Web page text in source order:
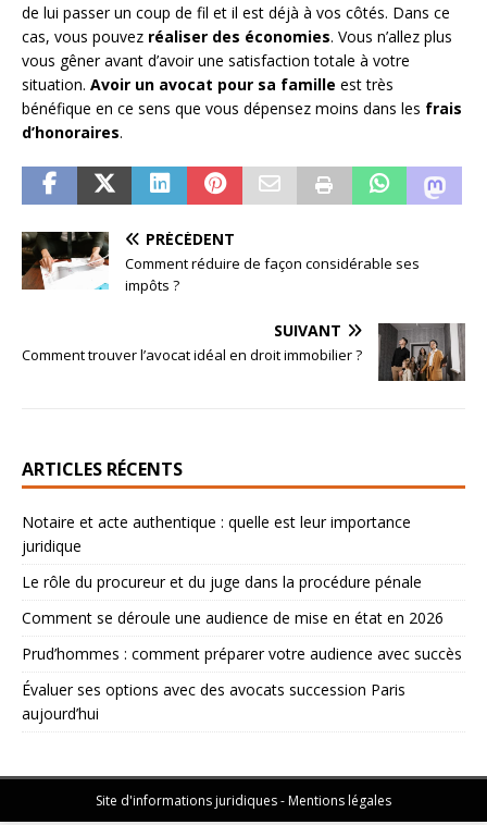
de lui passer un coup de fil et il est déjà à vos côtés. Dans ce
cas, vous pouvez réaliser des économies. Vous n’allez plus
vous gêner avant d’avoir une satisfaction totale à votre
situation. Avoir un avocat pour sa famille est très
bénéfique en ce sens que vous dépensez moins dans les frais
d’honoraires.
PRÉCÉDENT
Comment réduire de façon considérable ses
impôts ?
SUIVANT
Comment trouver l’avocat idéal en droit immobilier ?
ARTICLES RÉCENTS
Notaire et acte authentique : quelle est leur importance
juridique
Le rôle du procureur et du juge dans la procédure pénale
Comment se déroule une audience de mise en état en 2026
Prud’hommes : comment préparer votre audience avec succès
Évaluer ses options avec des avocats succession Paris
aujourd’hui
Site d'informations juridiques - Mentions légales